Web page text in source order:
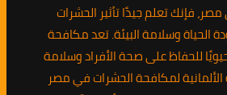
فإنك تعلم جيدًا تأثير الحشرات
الحياة وسلامة البيئة. تعد مكافحة
للحفاظ على صحة الأفراد وسلامة
لمكافحة الحشرات في مصر